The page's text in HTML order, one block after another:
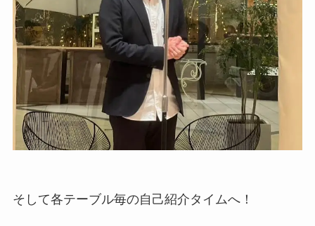
そして各テーブル毎の自己紹介タイムへ！